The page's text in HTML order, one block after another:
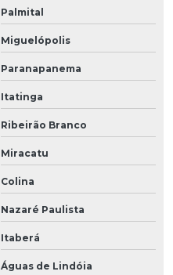
Palmital
Miguelópolis
Paranapanema
Itatinga
Ribeirão Branco
Miracatu
Colina
Nazaré Paulista
Itaberá
Águas de Lindóia